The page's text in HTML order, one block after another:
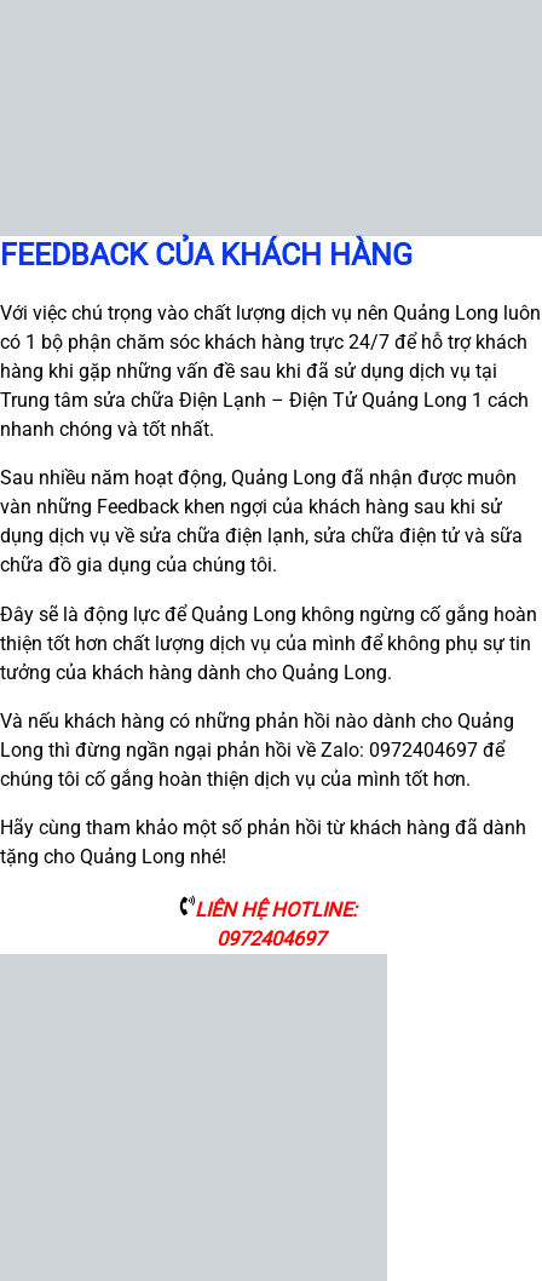
FEEDBACK CỦA KHÁCH HÀNG
Với việc chú trọng vào chất lượng dịch vụ nên Quảng Long luôn
có 1 bộ phận chăm sóc khách hàng trực 24/7 để hỗ trợ khách
hàng khi gặp những vấn đề sau khi đã sử dụng dịch vụ tại
Trung tâm sửa chữa Điện Lạnh – Điện Tử Quảng Long 1 cách
nhanh chóng và tốt nhất.
Sau nhiều năm hoạt động, Quảng Long đã nhận được muôn
vàn những Feedback khen ngợi của khách hàng sau khi sử
dụng dịch vụ về sửa chữa điện lạnh, sửa chữa điện tử và sữa
chữa đồ gia dụng của chúng tôi.
Đây sẽ là động lực để Quảng Long không ngừng cố gắng hoàn
thiện tốt hơn chất lượng dịch vụ của mình để không phụ sự tin
tưởng của khách hàng dành cho Quảng Long.
Và nếu khách hàng có những phản hồi nào dành cho Quảng
Long thì đừng ngần ngại phản hồi về Zalo: 0972404697 để
chúng tôi cố gắng hoàn thiện dịch vụ của mình tốt hơn.
Hãy cùng tham khảo một số phản hồi từ khách hàng đã dành
tặng cho Quảng Long nhé!
LIÊN HỆ HOTLINE:
0972404697